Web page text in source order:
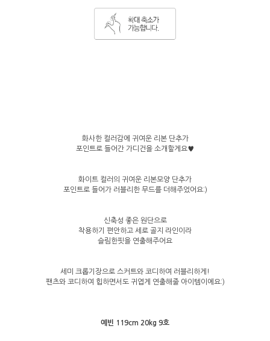
화사한 컬러감에 귀여운 리본 단추가
포인트로 들어간 가디건을 소개할게요♥
화이트 컬러의 귀여운 리본모양 단추가
포인트로 들어가 러블리한 무드를 더해주었어요:)
신축성 좋은 원단으로
착용하기 편안하고 세로 골지 라인이라
슬림한핏을 연출해주어요
세미 크롭기장으로 스커트와 코디하여 러블리하게!
팬츠와 코디하여 힙하면서도 귀엽게 연출해줄 아이템이에요:)
예빈 119cm 20kg 9호